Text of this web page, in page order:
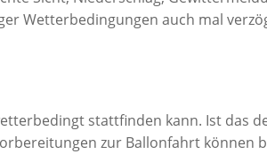
Wetterbedingungen auch mal
stattfinden kann. Ist das
zur Ballonfahrt können